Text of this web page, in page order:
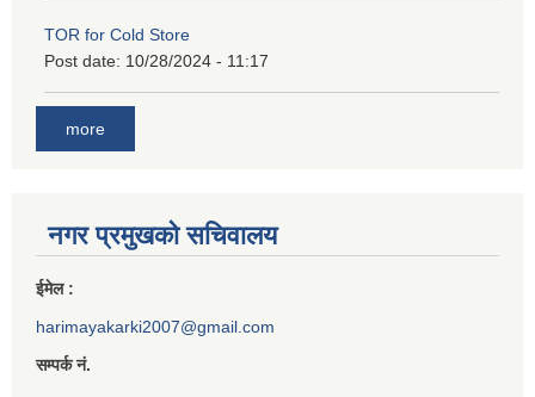
TOR for Cold Store
Post date: 10/28/2024 - 11:17
more
नगर प्रमुखको सचिवालय
ईमेल :
harimayakarki2007@gmail.com
सम्पर्क नं.